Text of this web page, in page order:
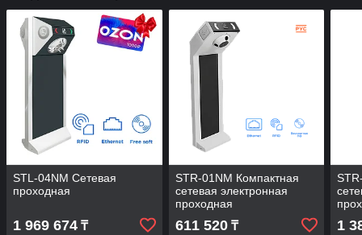
STL-04NM Сетевая
проходная
1 969 674 ₸
STR-01NM Компактная
сетевая электронная
проходная
611 520₸ 1